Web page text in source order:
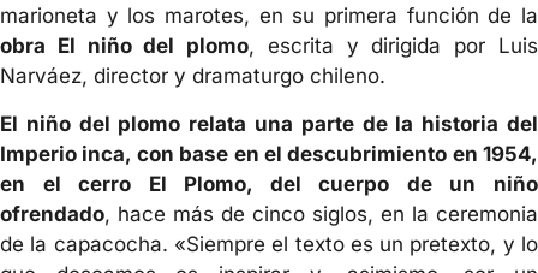
marioneta y los marotes, en su primera función de la
obra El niño del plomo, escrita y dirigida por Luis
Narváez, director y dramaturgo chileno.
El niño del plomo relata una parte de la historia del
Imperio inca, con base en el descubrimiento en 1954,
en el cerro El Plomo, del cuerpo de un niño
ofrendado, hace más de cinco siglos, en la ceremonia
de la capacocha. «Siempre el texto es un pretexto, y lo